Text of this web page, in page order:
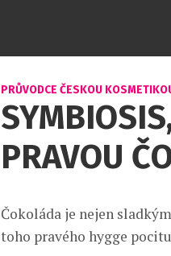
PRŮVODCE ČESKOU
PRAVOU
Čokoláda je nejen
toho pravého hygge